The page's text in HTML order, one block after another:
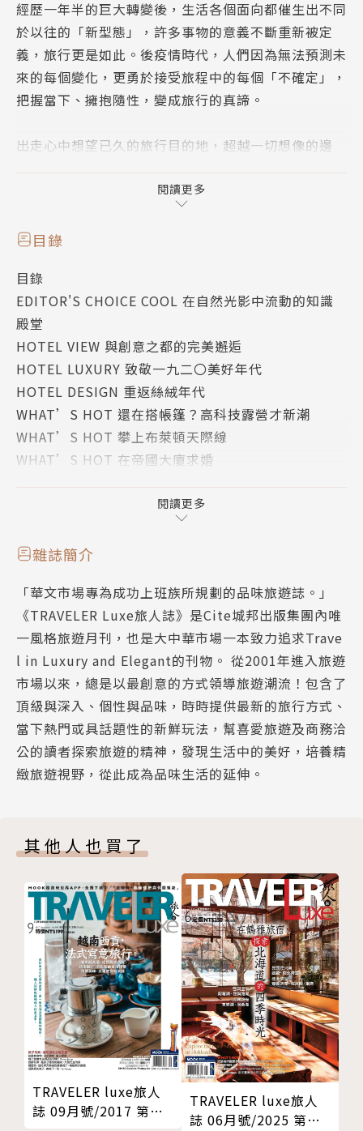
經歷一年半的巨大轉變後，生活各個面向都催生出不同
於以往的「新型態」，許多事物的意義不斷重新被定
義，旅行更是如此。後疫情時代，人們因為無法預測未
來的每個變化，更勇於接受旅程中的每個「不確定」，
把握當下、擁抱隨性，變成旅行的真諦。
出走心中想望已久的旅行目的地，超越一切想像的邊
開眼界的行程、景點和旅宿，替自己帶來前所未有的驚
erness Resort
來自加拿大的湖畔小木屋，擁有多種與當地原住民深入
荒野中，以及和野生動物互動的體驗行程。
2.效仿梭羅，湖畔的一百種生活╳Fresh Coast Cabin
Fresh Coast Cabin位在美國密西根上半島最北部的基
威諾半島（Keweenaw Peninsula），是一個坐擁自
然美景、遺世獨立的小木屋，提供人們自駕遊湖，體驗
三十餘種不同的冒險活動。
3.飛降南極正中央，解鎖環遊世界成就╳White Deser
坐落於南極大陸上的兩座豪華營地，涵蓋多種極地探索
牆、高空飛索等，激勵人們嘗試突破極限的冒險。
4.搭乘京都屋形船，check in嵐山風景線╳虹夕諾雅
京都
位於京都府嵐山的虹夕諾雅 京都，推出搭乘屋型景觀
遊船「翡翠」的行程，讓人享盡嵐山四季不同的溪谷風
景，一邊欣賞嵐山萬種風情之餘，也可以一邊喫茶，與
潺潺溪流度過優雅時光。
省，緊鄰一處未經觀光開發的原始海灘，最大特色是只
要住在房內，就可以直接通往白色沙灘，甚至還能安排
一頓在海灣小船上的燭光晚餐，享受與海濱共眠的放空
時光。
6.科羅拉多荒野浪跡，預約露營車假期╳CampV
坐落於歷史小鎮，結合悠久歲月與現代設計的度假空間
CampV，除了設有舒適小木屋，也有設備完善的野營
區與奢華的 Airstream 露營拖車，滿足人們對流浪的
各種想像。
7.當一日島主，祕魯至尊級海島之旅╳Cap Juluca A
Belmond Hotel
閱讀更多
目錄
目錄
EDITOR'S CHOICE COOL 在自然光影中流動的知識
殿堂
HOTEL VIEW 與創意之都的完美邂逅
HOTEL LUXURY 致敬一九二〇美好年代
HOTEL DESIGN 重返絲絨年代
WHAT’S HOT 還在搭帳篷？高科技露營才新潮
WHAT’S HOT 攀上布萊頓天際線
WHAT’S HOT 在帝國大廈求婚
WHAT’S HOT 暖心的款待
WHAT’S HOT點一份餐，聽一張黑膠
COVER STORY 休假中，勿擾！On Vacation.
祕旅。
COVER STORY-2 效仿梭羅，湖畔的一百種生活。
COVER STORY-3 飛降南極正中央，解鎖環遊世界成
就。
COVER STORY-4 搭乘京都屋形船，check in 嵐山風
景線。
COVER STORY-5 枕臥越南田野，白色海灣的寧靜時
光。
COVER STORY-6 荒野浪跡，預約豪華露營假期。
COVER STORY-8 名流級田園度假，隱居紐約私人莊
COVER STORY-9 遲來一年的驚嘆號，杜拜世界博覽
COVER STORY-10 旅行就該慢慢來，時速15公里的單
車飛行。
COVER STORY-11 隱居加州酒鄉，河谷中的寧靜山
丘。
COVER STORY-12 巡航天涯海角，極地探險中。
COVER STORY-13 隱逸曼谷鬧市，綠色養生魔法。
COVER STORY-14 收穫大地美味，托斯卡尼莊園的廚
藝教室。
COVER STORY-15 當泰式養生遇見伊斯蘭療法，中東
閱讀更多
雜誌簡介
「華文市場專為成功上班族所規劃的品味旅遊誌。」
《TRAVELER Luxe旅人誌》是Cite城邦出版集團內唯
一風格旅遊月刊，也是大中華市場一本致力追求Trave
l in Luxury and Elegant的刊物。 從2001年進入旅遊
市場以來，總是以最創意的方式領導旅遊潮流！包含了
頂級與深入、個性與品味，時時提供最新的旅行方式、
當下熱門或具話題性的新鮮玩法，幫喜愛旅遊及商務洽
公的讀者探索旅遊的精神，發現生活中的美好，培養精
緻旅遊視野，從此成為品味生活的延伸。
其他人也買了
TRAVELER luxe旅人
誌 09月號/2017 第
TRAVELER luxe旅人
誌 06月號/2025 第